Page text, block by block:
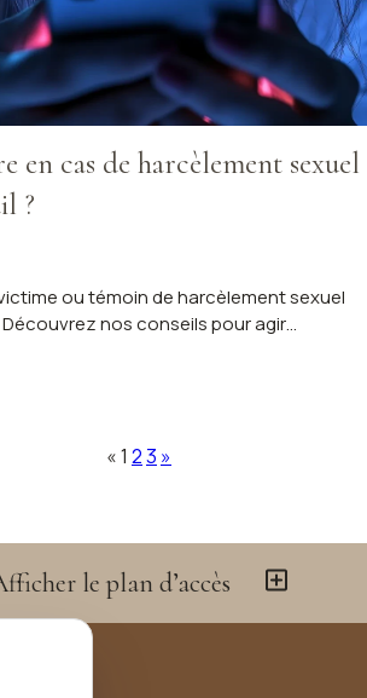
en cas de harcèlement sexuel
?
ou témoin de harcèlement sexuel
nos conseils pour agir
«1 23 »
le plan d’accès